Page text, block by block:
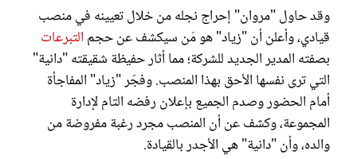
وقد حاول "مروان" إحراج نجله من خلال تعيينه في منصب
قيادي، وأعلن أن "زياد" هو مَن سيكشف عن حجم التبرعات
بصفته المدير الجديد للشركة؛ مما أثار حفيظة شقيقته "دانية"
التي ترى نفسها الأحق بهذا المنصب. وفجّر "زياد" المفاجأة
أمام الحضور وصدم الجميع بإعلان رفضه التام لإدارة
المجموعة، وكشف عن أن المنصب مجرد رغبة مفروضة من
والده، وأن "دانية" هي الأجدر بالقيادة.